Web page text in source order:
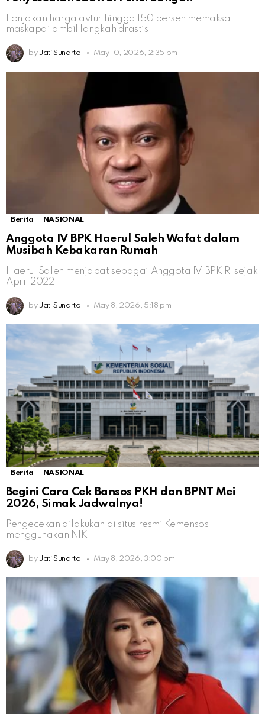
Lonjakan harga avtur hingga 150 persen memaksa
maskapai ambil langkah drastis
by Jati Sunarto May 10, 2026, 2:35 pm
Berita NASIONAL
Anggota IV BPK Haerul Saleh Wafat dalam
Musibah Kebakaran Rumah
Haerul Saleh menjabat sebagai Anggota IV BPK RI sejak
April 2022
by Jati Sunarto May 8, 2026, 5:18 pm
Berita NASIONAL
Begini Cara Cek Bansos PKH dan BPNT Mei
2026, Simak Jadwalnya!
Pengecekan dilakukan di situs resmi Kemensos
menggunakan NIK
by Jati Sunarto May 8, 2026, 3:00 pm